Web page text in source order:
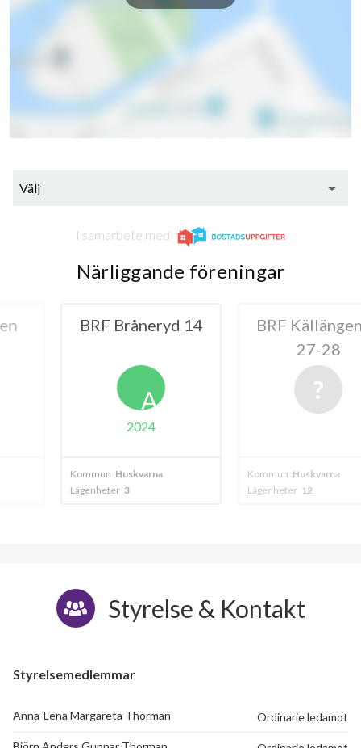
Välj
I samarbete med
Närliggande föreningar
14
BRF Källängen nr
Kommun Huskvarna
Lägenheter
BRF
Kommun
Lägenheter
Styrelse & Kontakt
Styrelsemedlemmar
Anna-Lena Margareta Thorman Ordinarie ledamot